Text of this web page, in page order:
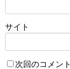
サイト
次回のコメン